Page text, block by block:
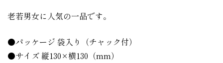
老若男女に人気の一品です。
●パッケージ 袋入り（チャック付）
●サイズ 縦130×横130（mm）